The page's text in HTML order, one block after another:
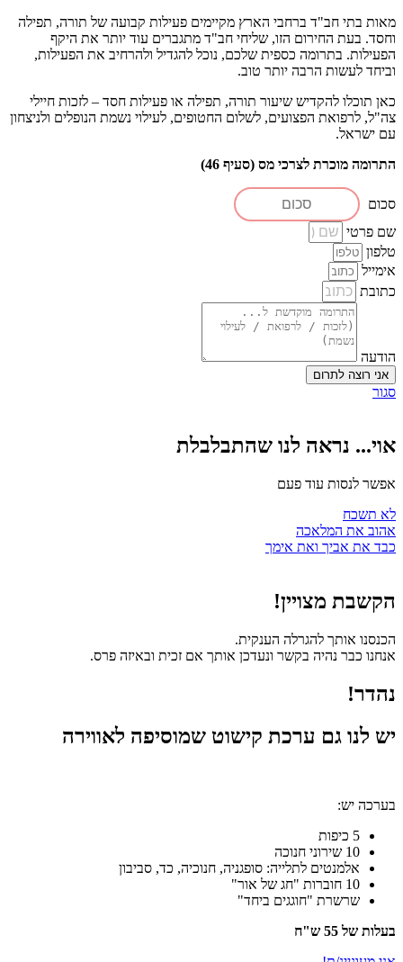
מאות בתי חב"ד ברחבי הארץ מקיימים פעילות קבועה של תורה, תפילה
וחסד. בעת החירום הזו, שליחי חב"ד מתגברים עוד יותר את היקף
הפעילות. בתרומה כספית שלכם, נוכל להגדיל ולהרחיב את הפעילות,
וביחד לעשות הרבה יותר טוב.
כאן תוכלו להקדיש שיעור תורה, תפילה או פעילות חסד – לזכות חיילי
צה"ל, לרפואת הפצועים, לשלום החטופים, לעילוי נשמת הנופלים ולניצחון
עם ישראל.
התרומה מוכרת לצרכי מס (סעיף 46)
סכום
שם פרטי
טלפון
אימייל
כתובת
הודעה
אני רוצה לתרום
סגור
אוי... נראה לנו שהתבלבלת
אפשר לנסות עוד פעם
לא תשכח
אהוב את המלאכה
כבד את אביך ואת אימך
הקשבת מצויין!
הכנסנו אותך להגרלה הענקית.
אנחנו כבר נהיה בקשר ונעדכן אותך אם זכית ובאיזה פרס.
נהדר!
יש לנו גם ערכת קישוט שמוסיפה לאווירה
בערכה יש:
5 כיפות
10 שירוני חנוכה
אלמנטים לתלייה: סופגניה, חנוכיה, כד, סביבון
10 חוברות "חג של אור"
שרשרת "חוגגים ביחד"
בעלות של 55 ש"ח